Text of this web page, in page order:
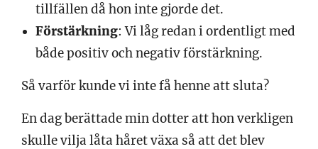
tillfällen då hon inte gjorde det.
Förstärkning: Vi låg redan i ordentligt med
både positiv och negativ förstärkning.
Så varför kunde vi inte få henne att sluta?
En dag berättade min dotter att hon verkligen
skulle vilja låta håret växa så att det blev